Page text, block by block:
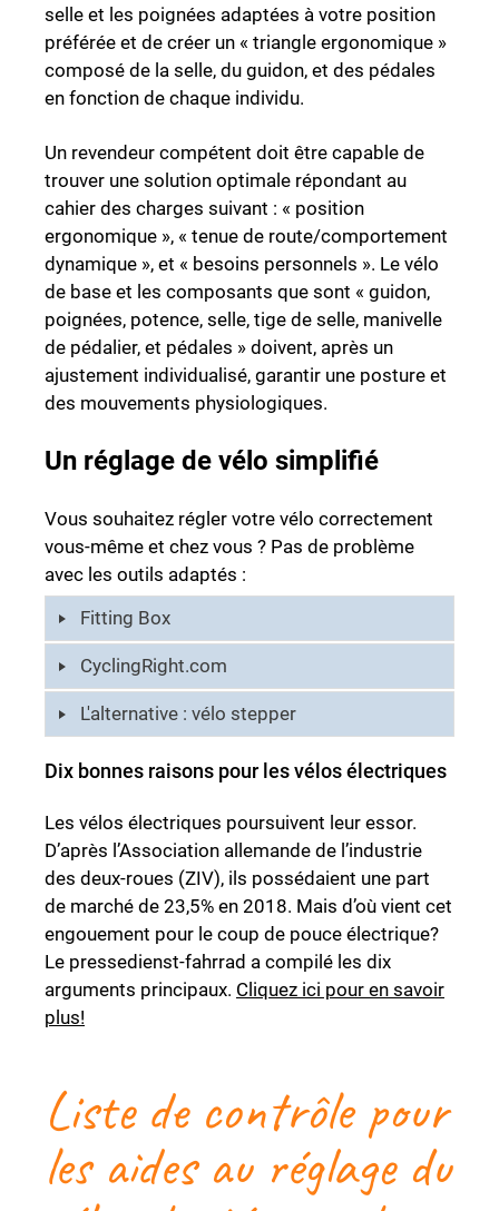
selle et les poignées adaptées à votre position
préférée et de créer un « triangle ergonomique »
composé de la selle, du guidon, et des pédales
en fonction de chaque individu.
Un revendeur compétent doit être capable de
trouver une solution optimale répondant au
cahier des charges suivant : « position
ergonomique », « tenue de route/comportement
dynamique », et « besoins personnels ». Le vélo
de base et les composants que sont « guidon,
poignées, potence, selle, tige de selle, manivelle
de pédalier, et pédales » doivent, après un
ajustement individualisé, garantir une posture et
des mouvements physiologiques.
Un réglage de vélo simplifié
Vous souhaitez régler votre vélo correctement
vous-même et chez vous ? Pas de problème
avec les outils adaptés :
Fitting Box
CyclingRight.com
L'alternative : vélo stepper
Dix bonnes raisons pour les vélos électriques
Les vélos électriques poursuivent leur essor.
D’après l’Association allemande de l’industrie
des deux-roues (ZIV), ils possédaient une part
de marché de 23,5% en 2018. Mais d’où vient cet
engouement pour le coup de pouce électrique?
Le pressedienst-fahrrad a compilé les dix
arguments principaux. Cliquez ici pour en savoir
plus!
Liste de contrôle pour
les aides au réglage du